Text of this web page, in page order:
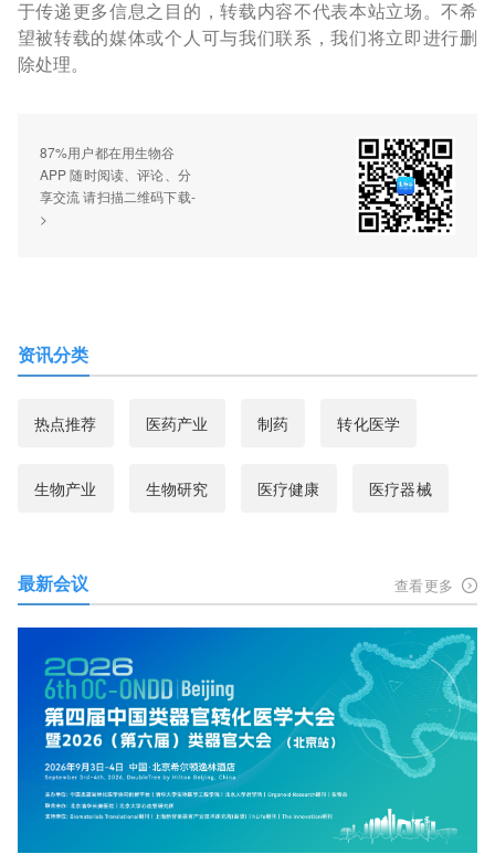
于传递更多信息之目的，转载内容不代表本站立场。不希
望被转载的媒体或个人可与我们联系，我们将立即进行删
除处理。
87%用户都在用生物谷
APP 随时阅读、评论、分
享交流 请扫描二维码下载-
>
资讯分类
热点推荐 医药产业 制药 转化医学
生物产业 生物研究 医疗健康 医疗器械
最新会议 查看更多